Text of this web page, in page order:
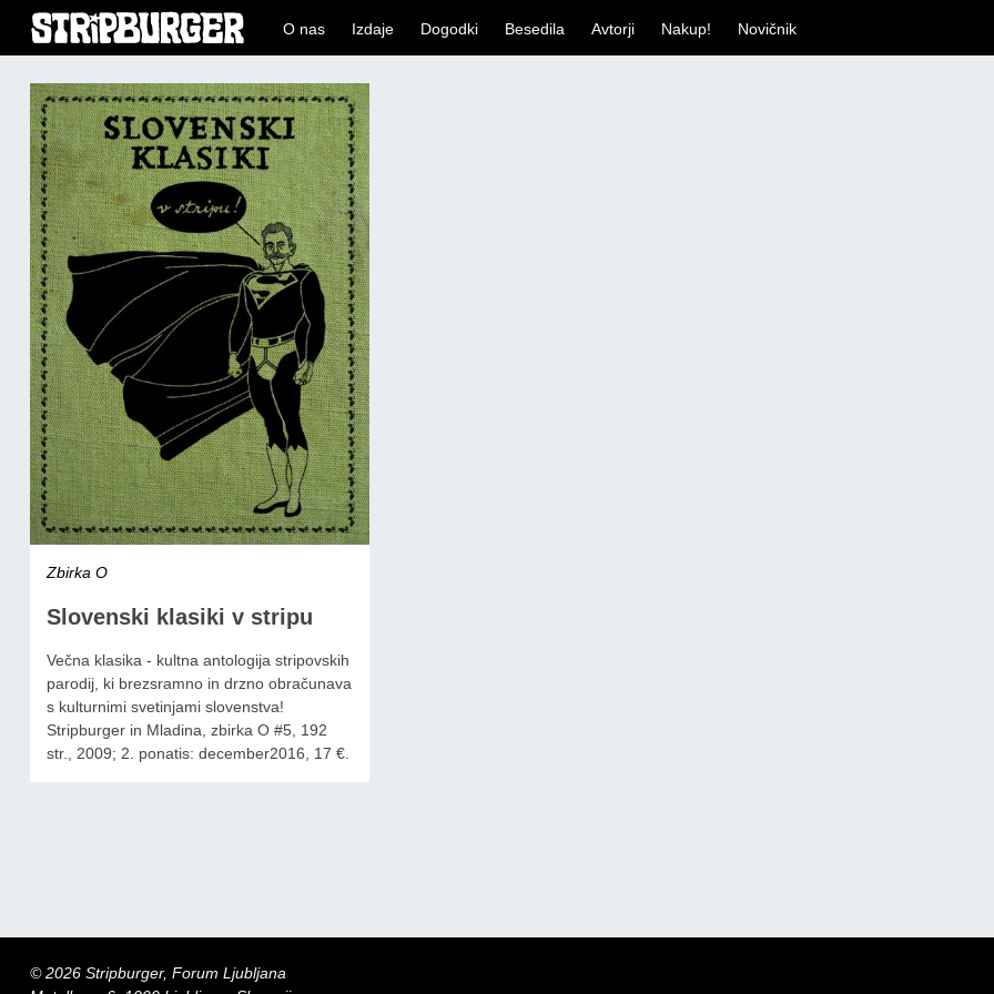
O nas Izdaje Dogodki Besedila Avtorji Nakup! Novičnik
Zbirka O
Slovenski klasiki v stripu
Večna klasika - kultna antologija stripovskih
parodij, ki brezsramno in drzno obračunava
s kulturnimi svetinjami slovenstva!
Stripburger in Mladina, zbirka O #5, 192
str., 2009; 2. ponatis: december2016, 17 €.
© 2026 Stripburger, Forum Ljubljana